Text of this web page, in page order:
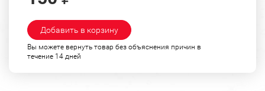
Добавить в корзину
Вы можете вернуть товар без объяснения причин в
течение 14 дней